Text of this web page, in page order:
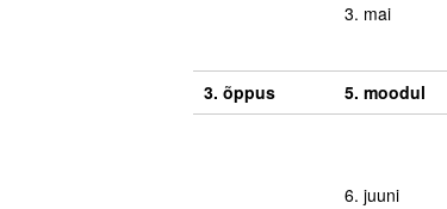
3. mai
3. õppus
5. moodul
6. juuni